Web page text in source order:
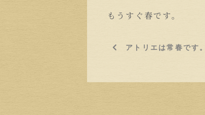
もうすぐ春です。
アトリエは常春です。